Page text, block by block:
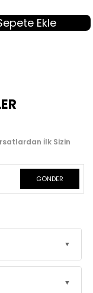
Ekle
İlk Sizin
GÖNDER